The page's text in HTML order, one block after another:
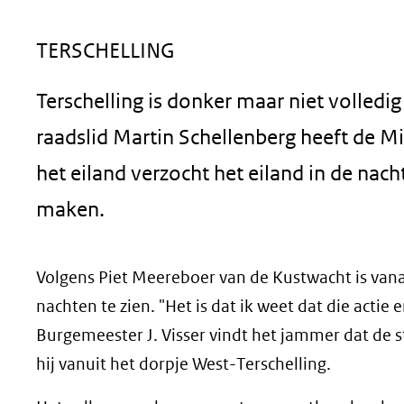
TERSCHELLING
Terschelling is donker maar niet
raadslid Martin Schellenberg heeft de
het eiland verzocht het eiland in de
maken.
Volgens Piet Meereboer van de Kustwacht is
nachten te zien. "Het is dat ik weet dat die actie
Burgemeester J. Visser vindt het jammer dat
hij vanuit het dorpje West-Terschelling.